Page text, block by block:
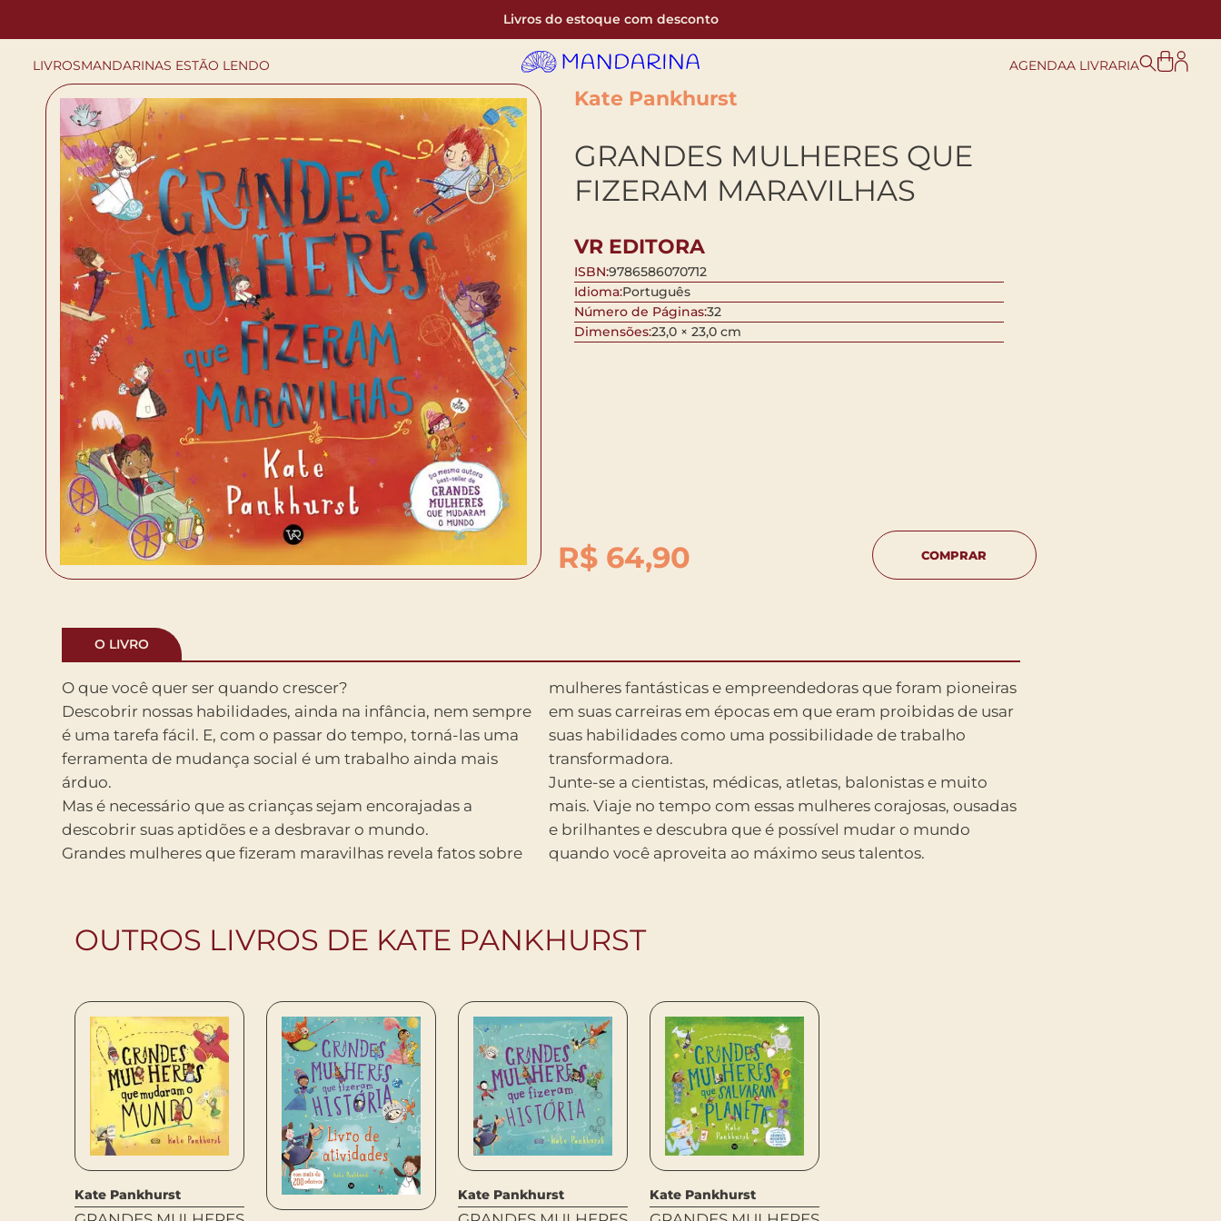
Livros do estoque com desconto
LIVROSMANDARINAS ESTÃO LENDO AGENDAA LIVRARIA
Kate Pankhurst
GRANDES MULHERES QUE
FIZERAM MARAVILHAS
VR EDITORA
ISBN:9786586070712
Idioma:Português
Número de Páginas:32
Dimensões:23,0 × 23,0 cm
R$64,90 COMPRAR
O LIVRO
O que você quer ser quando crescer?
Descobrir nossas habilidades, ainda na infância, nem sempre
é uma tarefa fácil. E, com o passar do tempo, torná-las uma
ferramenta de mudança social é um trabalho ainda mais
árduo.
Mas é necessário que as crianças sejam encorajadas a
descobrir suas aptidões e a desbravar o mundo.
Grandes mulheres que fizeram maravilhas revela fatos sobre
mulheres fantásticas e empreendedoras que foram pioneiras
em suas carreiras em épocas em que eram proibidas de usar
suas habilidades como uma possibilidade de trabalho
transformadora.
Junte-se a cientistas, médicas, atletas, balonistas e muito
mais. Viaje no tempo com essas mulheres corajosas, ousadas
e brilhantes e descubra que é possível mudar o mundo
quando você aproveita ao máximo seus talentos.
OUTROS LIVROS DE KATE PANKHURST
Kate Pankhurst Kate Pankhurst Kate Pankhurst